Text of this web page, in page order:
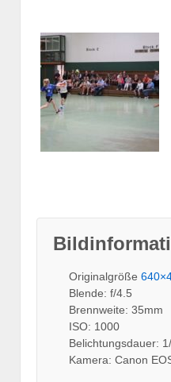
Originalgröße
Blende: f/4.5
Brennweite: 35mm
ISO: 1000
Belichtungsdauer:
Kamera: Canon